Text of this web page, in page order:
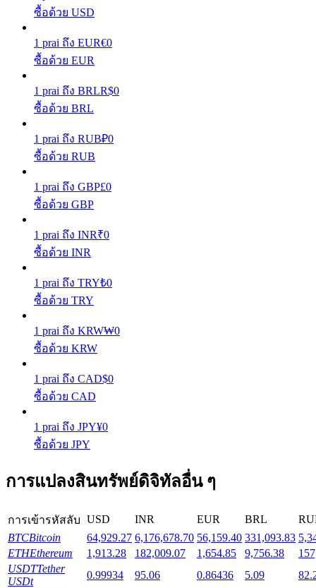
ผลตอบแทนสูงและเข้าถึงได้ทันที
Launchpool
การเซ้งแบบยืดหยุ่นเพื่อรับโทเคนยอดนิยม
การลงทุนพิเศษสำหรับผู้ถือ BTR
ซื้อด้วย USD
1 prai ถึง EUR€0
ซื้อด้วย EUR
1 prai ถึง BRLR$0
ซื้อด้วย BRL
1 prai ถึง RUB₽0
ซื้อด้วย RUB
1 prai ถึง GBP£0
ซื้อด้วย GBP
1 prai ถึง INR₹0
ซื้อด้วย INR
1 prai ถึง TRY₺0
ซื้อด้วย TRY
1 prai ถึง KRW₩0
ซื้อด้วย KRW
1 prai ถึง CAD$0
ซื้อด้วย CAD
1 prai ถึง JPY¥0
ซื้อด้วย JPY
การแปลงสินทรัพย์ดิจิทัลอื่น ๆ
การเข้ารหัสลับ USD INR EUR BRL
BTCBitcoin 64,929.27 6,176,678.70 56,159.40 331,093.83
ETHEthereum 1,913.28 182,009.07 1,654.85 9,756.38
USDTTether
USDt
0.99934 95.06 0.86436 5.09